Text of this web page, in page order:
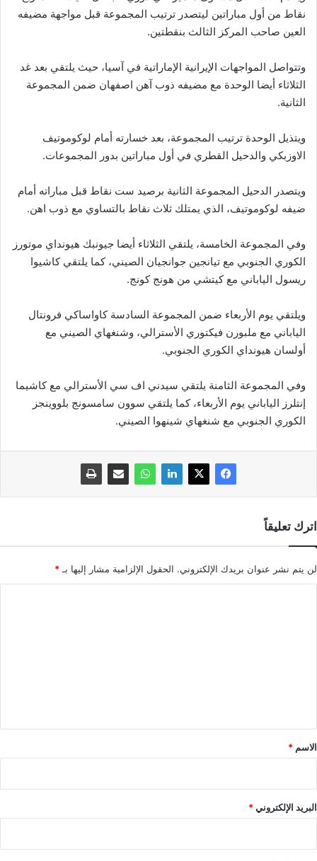
نقاط من أول مباراتين ليتصدر ترتيب المجموعة قبل مواجهة مضيفه
العين صاحب المركز الثالث بنقطتين.
وتتواصل المواجهات الإيرانية الإماراتية في آسيا، حيث يلتقي بعد غد
الثلاثاء أيضا الوحدة مع مضيفه ذوب آهن اصفهان ضمن المجموعة
الثانية.
ويتذيل الوحدة ترتيب المجموعة، بعد خسارته أمام لوكوموتيف
الاوزبكي والدحيل القطري في أول مباراتين بدور المجموعات.
ويتصدر الدحيل المجموعة الثانية برصيد ست نقاط قبل مباراته أمام
ضيفه لوكوموتيف، الذي يمتلك ثلاث نقاط بالتساوي مع ذوب اهن.
وفي المجموعة الخامسة، يلتقي الثلاثاء أيضا جيونبك هيونداي موتورز
الكوري الجنوبي مع تيانجين جوانجيان الصيني، كما يلتقي كاشيوا
ريسول الياباني مع كيتشي من هونج كونج.
ويلتقي يوم الأربعاء ضمن المجموعة السادسة كاواساكي فرونتال
الياباني مع ملبورن فيكتوري الأسترالي، وشنغهاي الصيني مع
أولسان هيونداي الكوري الجنوبي.
وفي المجموعة الثامنة يلتقي سيدني اف سي الأسترالي مع كاشيما
إنتلرز الياباني يوم الأربعاء، كما يلتقي سوون سامسونج بلووينجز
الكوري الجنوبي مع شنغهاي شينهوا الصيني.
اترك تعليقاً
لن يتم نشر عنوان بريدك الإلكتروني. الحقول الإلزامية مشار إليها بـ *
*
الاسم *
البريد الإلكتروني*